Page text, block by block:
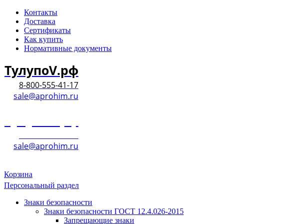
Контакты
Доставка
Сертификаты
Как купить
Нормативные документы
ТулупоV.рф
8-800-555-41-17
sale@aprohim.ru
sale@aprohim.ru
Корзина
Персональный раздел
Знаки безопасности
Знаки безопасности ГОСТ 12.4.026-2015
Запрещающие знаки